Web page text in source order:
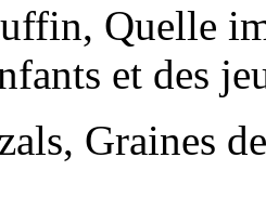
Quelle
et des
Graines